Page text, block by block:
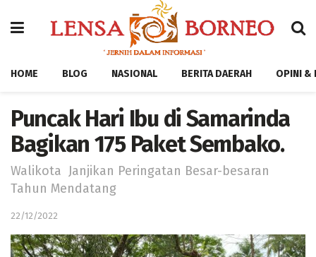
HOME BLOG NASIONAL BERITA DAERAH OPINI &
Puncak Hari Ibu di Samarinda
Bagikan 175 Paket Sembako.
Walikota Janjikan Peringatan Besar-besaran
Tahun Mendatang
22/12/2022